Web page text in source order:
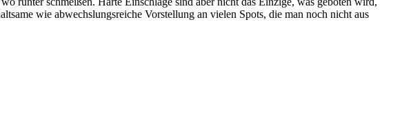
wie abwechslungsreiche Vorstellung an vielen Spots, die man noch nicht aus